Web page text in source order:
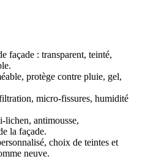
façade : transparent, teinté,
protège contre pluie, gel,
micro-fissures, humidité
lichen, antimousse,
la façade.
choix de teintes et
neuve.